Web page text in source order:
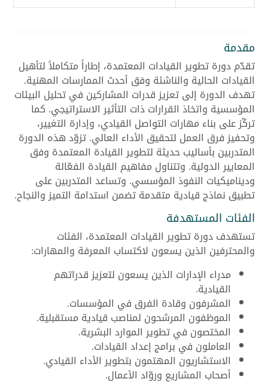
مقدمة
تقدّم دورة تطوير القيادات المعتمدة، إطاراً متكاملاً لتأهيل
القيادات الحالية والناشئة وفق أحدث الممارسات المهنية.
تهدف الدورة إلى تعزيز قدرات المشاركين في تحليل البيئات
المؤسسية واتخاذ القرارات ذات التأثير الاستراتيجي. كما
تركّز على بناء مهارات التواصل القيادي، وإدارة التغيير،
وتحفيز فرق العمل لتحقيق الأداء العالي. تزوّد هذه الدورة
المتدربين بأساليب حديثة لتطوير القيادة المعتمدة وفق
المعايير الدولية. وتتناول مفاهيم القيادة الفعّالة
وديناميكيات النفوذ المؤسسي. وتساعد المتدربين على
تطبيق نماذج قيادية متقدمة تضمن استدامة التميز والنجاح.
الفئات المستهدفة
تستهدف دورة تطوير القيادات المعتمدة، الفئات
والمحترفين الذين يسعون لاكتساب المعرفة والمهارات:
مدراء الإدارات الذين يسعون لتعزيز قدراتهم
القيادية.
المشرفون وقادة الفرق في المؤسسات.
الموظفون المرشحون لمناصب قيادية مستقبلية.
المختصون في تطوير الموارد البشرية.
العاملون في برامج إعداد القيادات.
الاستشاريون المهتمون بتطوير الأداء القيادي.
أصحاب المشاريع وروّاد الأعمال.